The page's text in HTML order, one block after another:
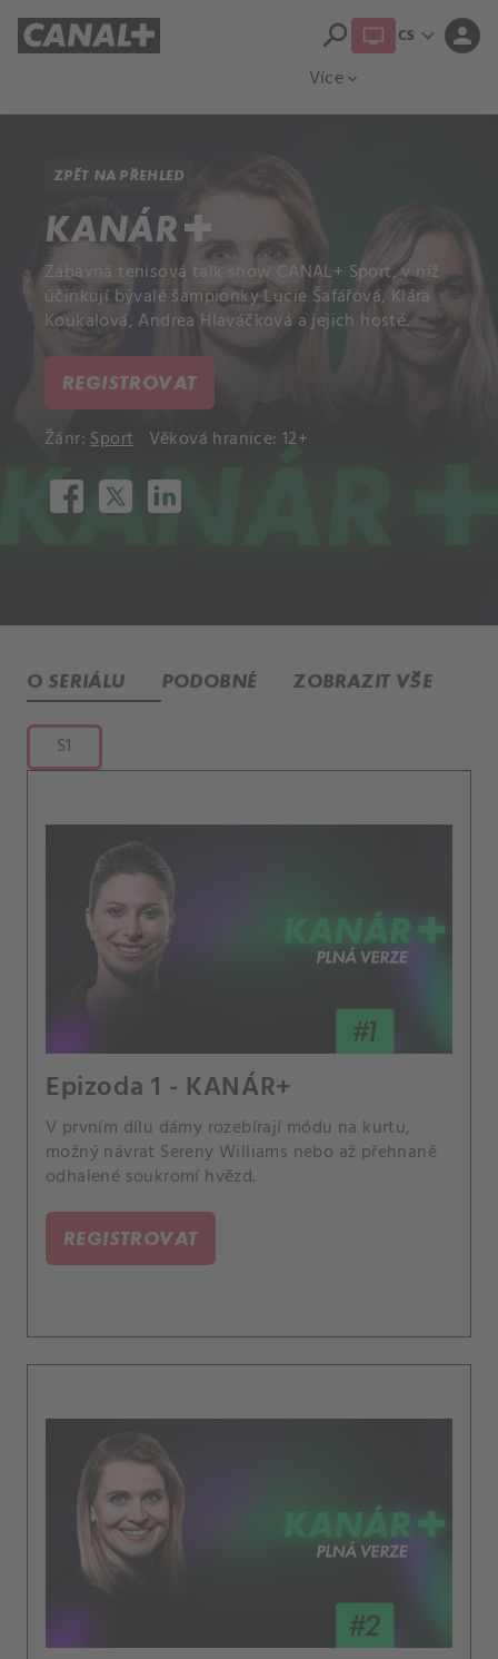
Více expand_more
search CS expand_more person
ZPĚT NA PŘEHLED
KANÁR+
Zábavná tenisová talk show CANAL+ Sport, v níž
účinkují bývalé šampionky Lucie Šafářová, Klára
Koukalová, Andrea Hlaváčková a jejich hosté.
REGISTROVAT
Žánr:Sport Věková hranice: 12+
O SERIÁLU PODOBNÉ ZOBRAZIT VŠE
S1
Epizoda 1 - KANÁR+
V prvním dílu dámy rozebírají módu na kurtu,
možný návrat Sereny Williams nebo až přehnaně
odhalené soukromí hvězd.
REGISTROVAT